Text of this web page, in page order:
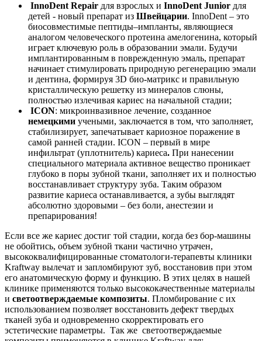
InnoDent Repair для взрослых и InnoDent Junior для
детей - новый препарат из Швейцарии. InnoDent – это
биосовместимые пептиды–импланты, являющиеся
аналогом человеческого протеина амелогенина, который
играет ключевую роль в образовании эмали. Будучи
имплантированным в поврежденную эмаль, препарат
начинает стимулировать природную регенерацию эмали
и дентина, формируя 3D био-матрикс и правильную
кристаллическую решетку из минералов слюны,
полностью излечивая кариес на начальной стадии;
ICON: микроинвазивное лечение, созданное
немецкими учеными, заключается в том, что заполняет,
стабилизирует, запечатывает кариозное поражение в
самой ранней стадии. ICON – первый в мире
инфильтрат (уплотнитель) кариеса. При нанесении
специального материала активное вещество проникает
глубоко в поры зубной ткани, заполняет их и полностью
восстанавливает структуру зуба. Таким образом
развитие кариеса останавливается, а зубы выглядят
абсолютно здоровыми – без боли, анестезии и
препарирования!
Если все же кариес достиг той стадии, когда без бор-машины
не обойтись, объем зубной ткани частично утрачен,
высококвалифицированные стоматологи-терапевты клиники
Kraftway вылечат и запломбируют зуб, восстановив при этом
его анатомическую форму и функцию. В этих целях в нашей
клинике применяются только высококачественные материалы
и светоотверждаемые композиты. Пломбирование с их
использованием позволяет восстановить дефект твердых
тканей зуба и одновременно скорректировать его
эстетические параметры. Так же светоотверждаемые